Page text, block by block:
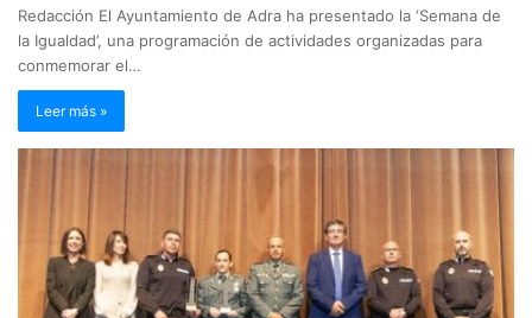
Redacción El Ayuntamiento de Adra ha presentado la ‘Semana de
la Igualdad’, una programación de actividades organizadas para
conmemorar el…
Leer más »